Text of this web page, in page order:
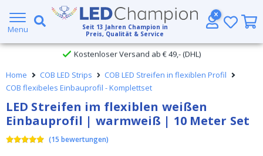
Menu Seit 13 Jahren Champion in
Preis, Qualität & Service
Großer Lagerbestand
Kostenloser Versand ab € 49,- (DHL)
Heute bestellt, amselben Tag verschickt
Home COB LED Strips
COB LED Streifen in flexiblen Profil
COB flexibeles Einbauprofil - Komplettset
LED Streifen im flexiblen weißen
Einbauprofil | warmweiß | 10 Meter Set
(15 bewertungen)